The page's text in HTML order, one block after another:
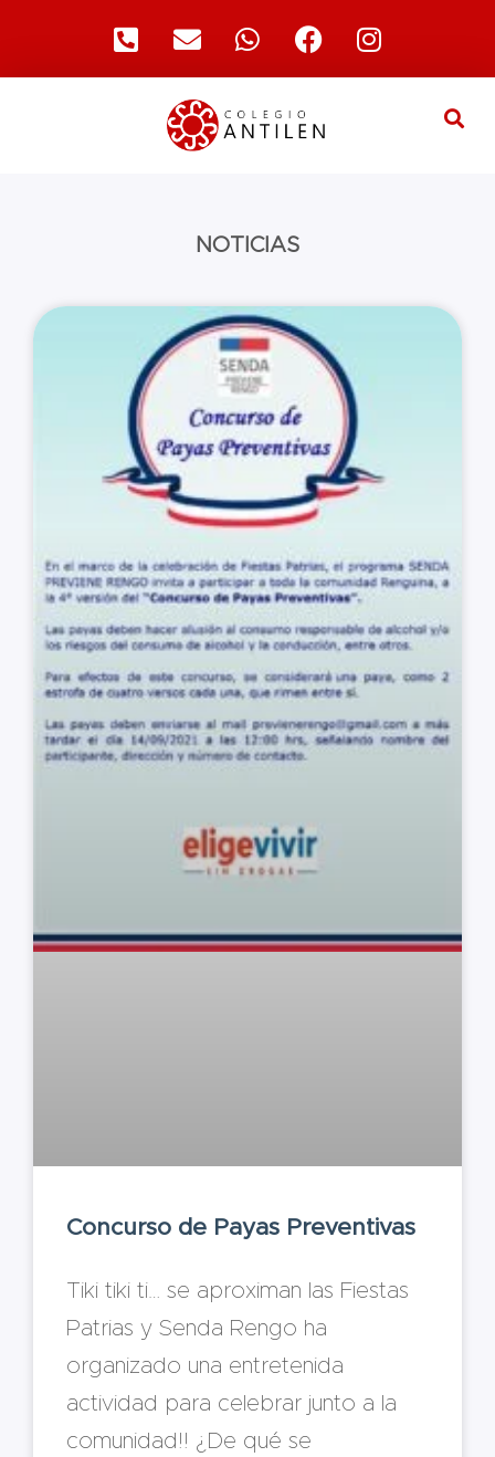
NOTICIAS
Concurso de Payas Preventivas
Tiki tiki ti… se aproximan las Fiestas
Patrias y Senda Rengo ha
organizado una entretenida
actividad para celebrar junto a la
comunidad!! ¿De qué se